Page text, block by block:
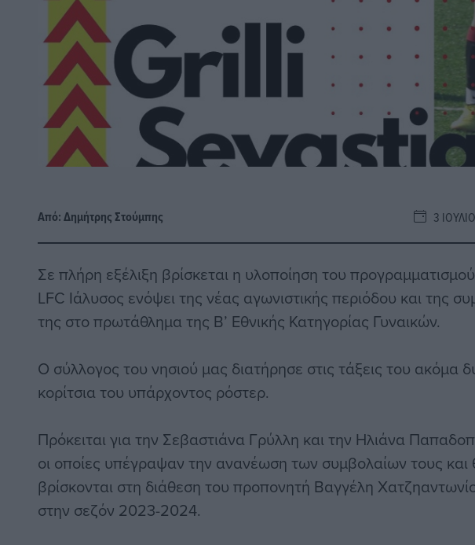
Από:Δημήτρης Στούμπης 3
Σε πλήρη εξέλιξη βρίσκεται η υλοποίηση του
LFC Ιάλυσος ενόψει της νέας αγωνιστικής περιόδου και της
της στο πρωτάθλημα της Β’ Εθνικής Κατηγορίας Γυναικών.
Ο σύλλογος του νησιού μας διατήρησε στις τάξεις του ακόμα
κορίτσια του υπάρχοντος ρόστερ.
Πρόκειται για την Σεβαστιάνα Γρύλλη και την Ηλιάνα
οι οποίες υπέγραψαν την ανανέωση των συμβολαίων τους και
βρίσκονται στη διάθεση του προπονητή Βαγγέλη
στην σεζόν 2023-2024.